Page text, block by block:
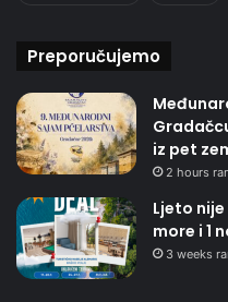
Preporučujemo
iz pet
2 hours
Ljeto
more i 1
3 weeks